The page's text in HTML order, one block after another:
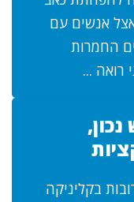
אנשים עם
החמרות
רואה ...
בקליניקה